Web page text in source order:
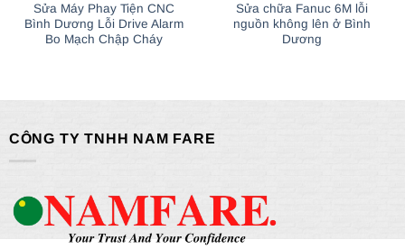
Sửa Máy Phay Tiện CNC
Bình Dương Lỗi Drive Alarm
Bo Mạch Chập Cháy
Sửa chữa Fanuc 6M lỗi
nguồn không lên ở Bình
Dương
CÔNG TY TNHH NAM FARE